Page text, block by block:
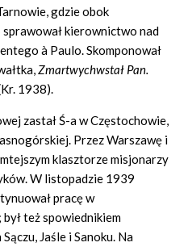
gdzie obok
kierownictwo nad
à Paulo. Skomponował
Zmartwychwstał Pan.
1938).
zastał Ś-a w Częstochowie,
Przez Warszawę i
klasztorze misjonarzy
W listopadzie 1939
pracę w
też spowiednikiem
Jaśle i Sanoku. Na